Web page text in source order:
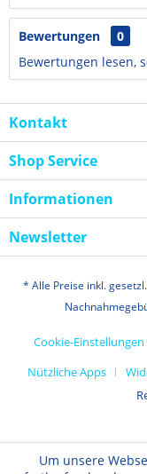
Bewertungen
0
Bewertungen lesen,
Kontakt
Shop Service
Informationen
Newsletter
* Alle Preise inkl.
Cookie-Einstellungen
Nützliche Apps
Um unsere